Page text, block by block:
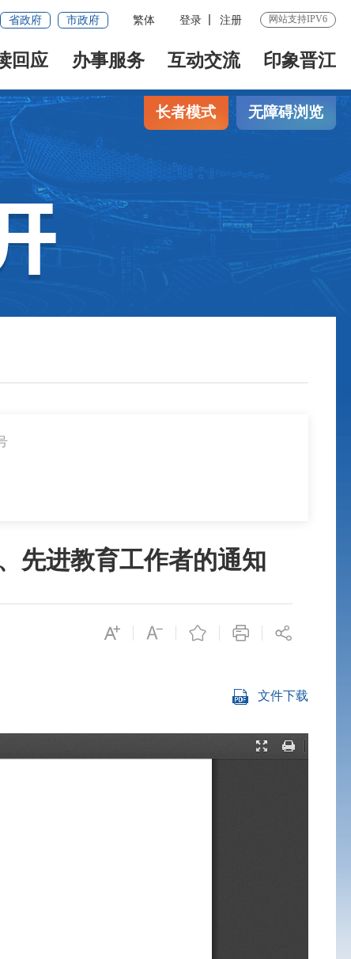
省政府 市政府 繁体 登录 注册 网站支持IPV6
回应 办事服务 互动交流 印象晋江
长者模式 无障碍浏览
先进教育工作者的通知
文件下载